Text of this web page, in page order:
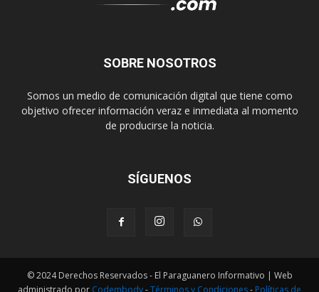
SOBRE NOSOTROS
Somos un medio de comunicación digital que tiene como
objetivo ofrecer información veraz e inmediata al momento
de producirse la noticia.
SÍGUENOS
© 2024 Derechos Reservados - El Paraguanero Informativo | Web